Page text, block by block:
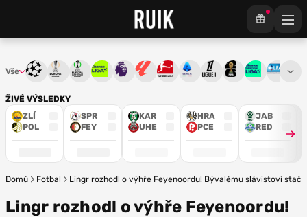
ŽIVÉ VÝSLEDKY
ZLÍ
POL
SPR
FEY
KAR
UHE
HRA
PCE
JAB
RED
Vše Liga mistrůEvropská liga
Konferenční liga
Chance ligaPremier League
La LigaBundesliga
Serie ALigue 1Mistrovství světa
Chance3. ČFL
Domů Fotbal Lingr rozhodl o výhře Feyenoordu! Bývalému slávistovi
Lingr rozhodl o výhře Feyenoordu!